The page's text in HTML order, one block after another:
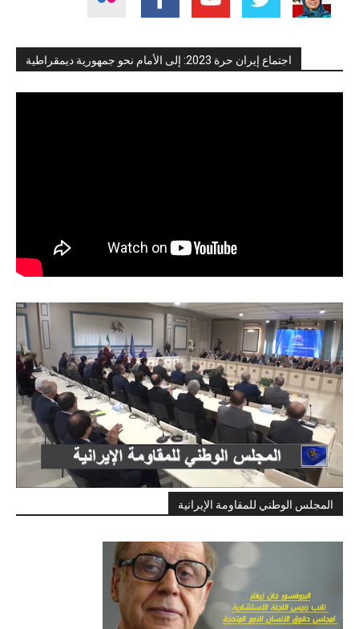
اجتماع إيران حرة 2023: إلى الأمام نحو جمهورية ديمقراطية
المجلس الوطني للمقاومة الإيرانية